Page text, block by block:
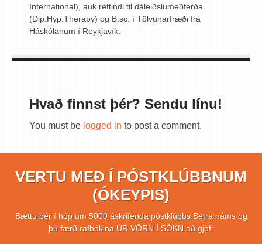
International), auk réttindi til dáleiðslumeðferða
(Dip.Hyp.Therapy) og B.sc. í Tölvunarfræði frá
Háskólanum í Reykjavík.
Hvað finnst þér? Sendu línu!
You must be logged in to post a comment.
VERTU MEÐ Í PÓSTKLÚBBNUM
(ÓKEYPIS)
Bættu þér í hóp um 5000 áskrifenda póstklúbbs Betra náms og
þú færð rafbókina ÚR VÖRN Í SÓKN að gjöf.